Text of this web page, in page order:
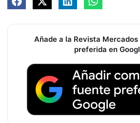
Añade a la Revista
preferida en